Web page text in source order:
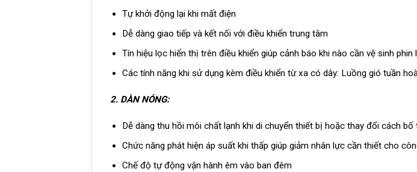
Tự khởi động lại khi mất điện
Dễ dàng giao tiếp và kết nối với điều khiển trung tâm
Tín hiệu lọc hiển thị trên điều khiển giúp cảnh báo khi nào cần vệ sinh phin
Các tính năng khi sử dụng kèm điều khiển từ xa có dây: Luồng gió tuần
2. DÀN NÓNG:
Dễ dàng thu hồi môi chất lạnh khi di chuyển thiết bị hoặc thay đổi cách
Chức năng phát hiện áp suất khi thấp giúp giảm nhân lực cần thiết cho
Chế độ tự động vận hành êm vào ban đêm